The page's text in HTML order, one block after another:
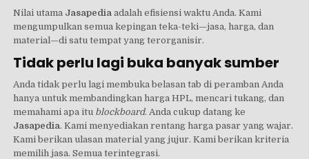
Nilai utama Jasapedia adalah efisiensi waktu Anda. Kami
mengumpulkan semua kepingan teka-teki—jasa, harga, dan
material—di satu tempat yang terorganisir.
Tidak perlu lagi buka banyak sumber
Anda tidak perlu lagi membuka belasan tab di peramban Anda
hanya untuk membandingkan harga HPL, mencari tukang, dan
memahami apa itu blockboard. Anda cukup datang ke
Jasapedia. Kami menyediakan rentang harga pasar yang wajar.
Kami berikan ulasan material yang jujur. Kami berikan kriteria
memilih jasa. Semua terintegrasi.